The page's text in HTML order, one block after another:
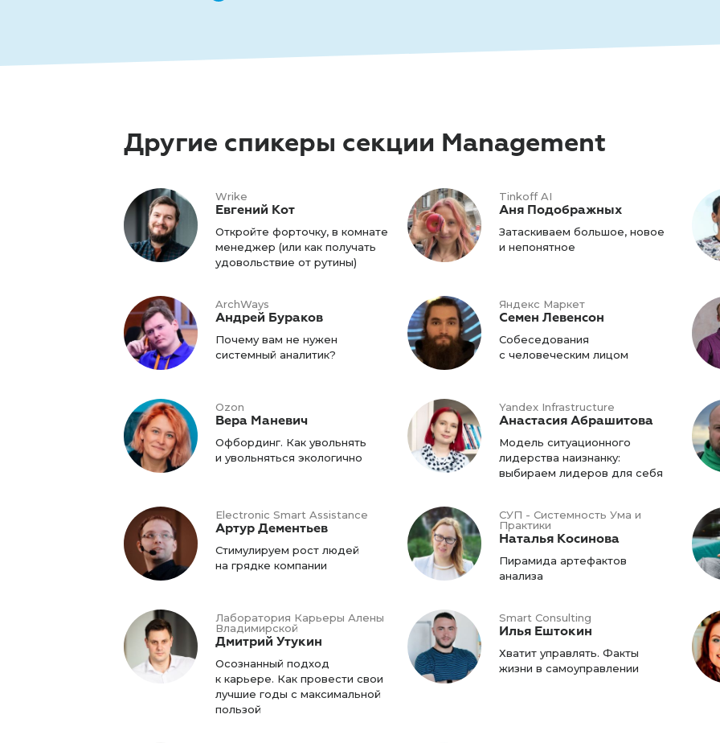
Другие спикеры секции Management
Wrike
Евгений Кот
Откройте форточку, в комнате
менеджер (или как получать
удовольствие от рутины)
Tinkoff AI
Аня Подображных
Затаскиваем большое, новое
и непонятное
ArchWays
Андрей Бураков
Почему вам не нужен
системный аналитик?
Яндекс Маркет
Семен Левенсон
Собеседования
с человеческим лицом
Ozon
Вера Маневич
Офбординг. Как увольнять
и увольняться экологично
Yandex Infrastructure
Анастасия Абрашитова
Модель ситуационного
лидерства наизнанку:
выбираем лидеров для себя
Electronic Smart Assistance
Артур Дементьев
Стимулируем рост людей
на грядке компании
СУП - Системность Ума и
Практики
Наталья Косинова
Пирамида артефактов
анализа
Лаборатория Карьеры Алены
Владимирской
Дмитрий Утукин
Осознанный подход
к карьере. Как провести свои
лучшие годы с максимальной
пользой
Smart Consulting
Илья Ештокин
Хватит управлять. Факты
жизни в самоуправлении